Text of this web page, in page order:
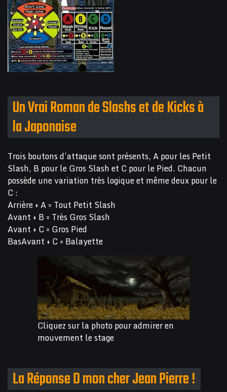
Un Vrai Roman de Slashs et de Kicks à
la Japonaise
Trois boutons d’attaque sont présents, A pour les Petit
Slash, B pour le Gros Slash et C pour le Pied. Chacun
possède une variation très logique et même deux pour le
C :
Arrière + A = Tout Petit Slash
Avant + B = Très Gros Slash
Avant + C = Gros Pied
BasAvant + C = Balayette
Cliquez sur la photo pour admirer en
mouvement le stage
La Réponse D mon cher Jean Pierre !